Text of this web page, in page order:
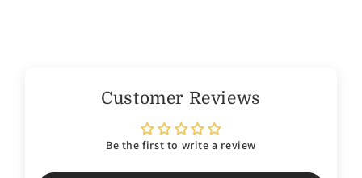
Customer Reviews
Be the first to write a review